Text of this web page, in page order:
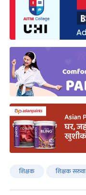
शिक्षक शिक्षक सरुवा